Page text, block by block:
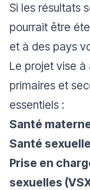
Si les résultats
pourrait être
et à des pays
Le projet vise à
primaires et
essentiels :
Santé
Santé
Prise en
sexuelles